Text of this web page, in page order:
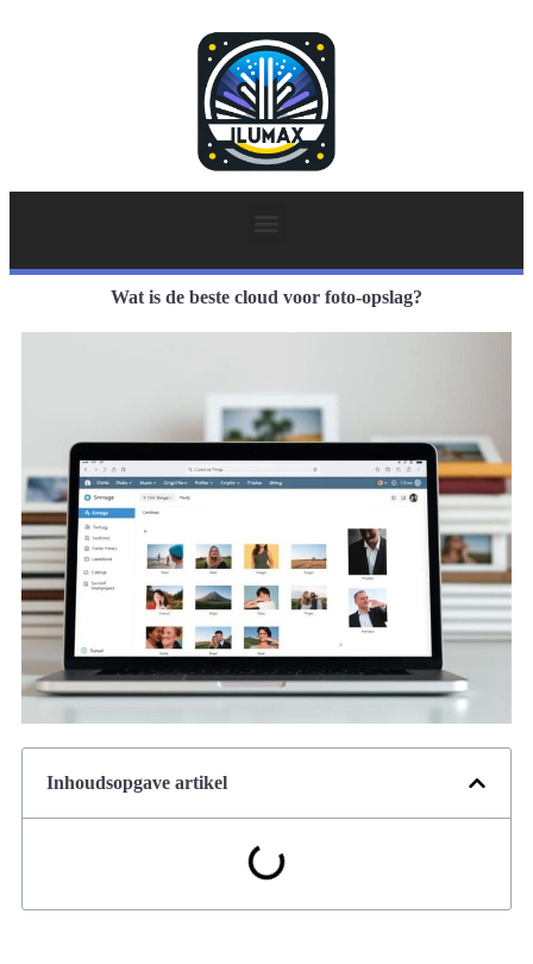
Wat is de beste cloud voor foto-opslag?
Inhoudsopgave artikel